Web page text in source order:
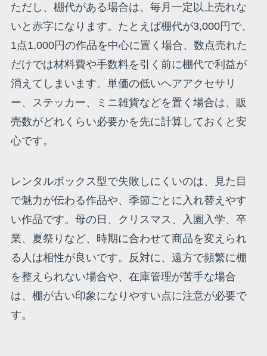
ただし、棚代がある場合は、毎月一定以上売れな
いと赤字になります。たとえば棚代が3,000円で、
1点1,000円の作品を中心に置く場合、数点売れた
だけでは材料費や手数料を引く前に棚代で利益が
消えてしまいます。単価の低いヘアアクセサリ
ー、ステッカー、ミニ雑貨などを置く場合は、販
売数がどれくらい必要かを先に計算しておくと安
心です。
レンタルボックス型で失敗しにくいのは、見た目
で魅力が伝わる作品や、季節ごとに入れ替えやす
い作品です。母の日、クリスマス、入園入学、卒
業、夏祭りなど、時期に合わせて商品を変えられ
る人は相性が良いです。反対に、遠方で頻繁に棚
を整えられない場合や、在庫管理が苦手な場合
は、棚が古い印象になりやすい点に注意が必要で
す。